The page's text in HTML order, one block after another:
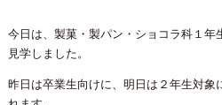
今日は、製菓・製パン・ショコラ科１年
見学しました。
昨日は卒業生向けに、明日は２年生対象